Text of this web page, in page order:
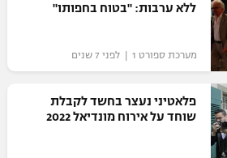
ללא ערבות: "בטוח בחפותו"
מערכת ספורט 1 | לפני 7 שנים
פלאטיני נעצר בחשד לקבלת
שוחד על אירוח מונדיאל 2022